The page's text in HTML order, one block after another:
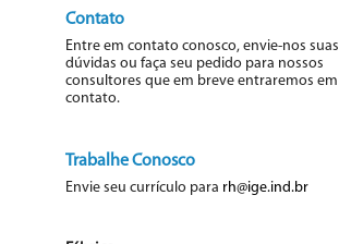
Contato
Entre em contato conosco, envie-nos suas
dúvidas ou faça seu pedido para nossos
consultores que em breve entraremos em
contato.
Trabalhe Conosco
Envie seu currículo para rh@ige.ind.br